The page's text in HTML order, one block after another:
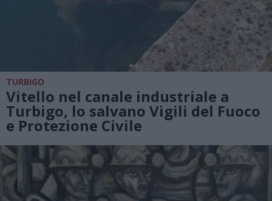
TURBIGO
Vitello nel canale industriale a
Turbigo, lo salvano Vigili del Fuoco
e Protezione Civile